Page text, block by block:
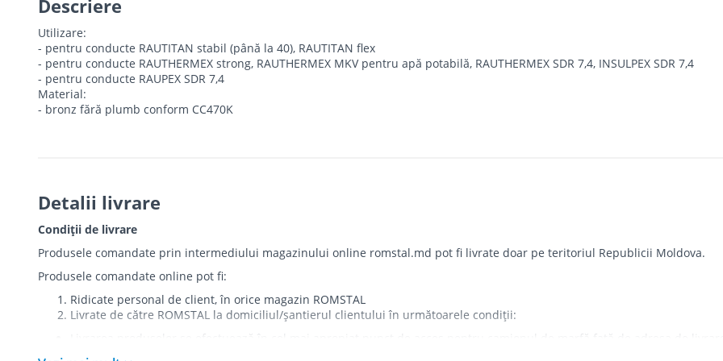
Descriere
Utilizare:
- pentru conducte RAUTITAN stabil (până la 40), RAUTITAN flex
- pentru conducte RAUTHERMEX strong, RAUTHERMEX MKV pentru apă potabilă, RAUTHERMEX SDR 7,4, INSULPEX SDR 7,4
- pentru conducte RAUPEX SDR 7,4
Material:
- bronz fără plumb conform CC470K
Detalii livrare
Condiții de livrare
Produsele comandate prin intermediului magazinului online romstal.md pot fi livrate doar pe teritoriul Republicii Moldova.
Produsele comandate online pot fi:
Ridicate personal de client, în orice magazin ROMSTAL
Livrate de către ROMSTAL la domiciliul/șantierul clientului în următoarele condiții:
Livrarea produselor se efectuează în cel mai apropiat punct de acces pentru camionul de marfă față de adresa de